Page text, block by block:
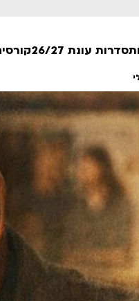
הדרכים הלא
סדרות עונת 26/27